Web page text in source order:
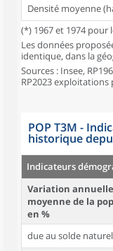
Densité moyenne
(*) 1967 et 1974 pour
Les données
identique, dans la
Sources : Insee,
RP2023 exploitations
POP T3M -
historique
Indicateurs
Variation annuelle
moyenne de la
en %
due au solde